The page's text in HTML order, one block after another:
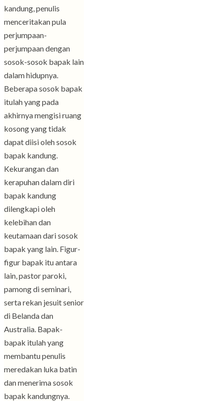
kandung, penulis
menceritakan pula
perjumpaan-
perjumpaan dengan
sosok-sosok bapak lain
dalam hidupnya.
Beberapa sosok bapak
itulah yang pada
akhirnya mengisi ruang
kosong yang tidak
dapat diisi oleh sosok
bapak kandung.
Kekurangan dan
kerapuhan dalam diri
bapak kandung
dilengkapi oleh
kelebihan dan
keutamaan dari sosok
bapak yang lain. Figur-
figur bapak itu antara
lain, pastor paroki,
pamong di seminari,
serta rekan jesuit senior
di Belanda dan
Australia. Bapak-
bapak itulah yang
membantu penulis
meredakan luka batin
dan menerima sosok
bapak kandungnya.